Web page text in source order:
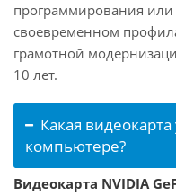
программирования
своевременном
грамотной
10 лет.
Какая
компьютере?
Видеокарта NVIDIA